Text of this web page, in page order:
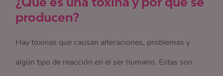
producen?
Hay toxinas que causan alteraciones, problemas y
algún tipo de reacción en el ser humano. Estas son